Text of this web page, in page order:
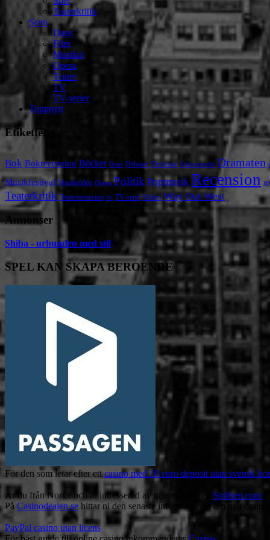
Teaterkritik
Scen
Dans
Film
Musikal
Opera
Teater
TV
TV-serier
Toppnytt
Etiketter
Bok Bokrecension Böcker Dans Debaser Deckare Dokumentär Dramaten
Musikfestival Musikvideo Opera Politik Popmusik Recension
Teaterkritik Teaterrecension tv TV-serie Video Way Out West
Annonser
Shiba - urhunden med stil
SPEL KAN SKAPA BEROENDE
För den som letar efter ettcasino med 10 euro deposit utan svensk
Är du från Norge och är intresserad av nätcasinon? På Spillsen.com
På Casinodealen.se hittar ni den senaste informationen om nya
PayPal casino utan licens